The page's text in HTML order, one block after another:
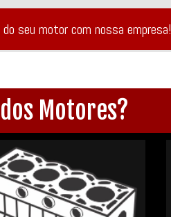
seu motor com nossa empresa!
Motores?